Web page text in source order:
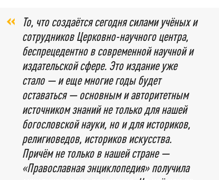
То, что создаётся сегодня силами учёных и
сотрудников Церковно-научного центра,
беспрецедентно в современной научной и
издательской сфере. Это издание уже
стало — и еще многие годы будет
оставаться — основным и авторитетным
источником знаний не только для нашей
богословской науки, но и для историков,
религиоведов, историков искусства.
Причём не только в нашей стране —
«Православная энциклопедия» получила